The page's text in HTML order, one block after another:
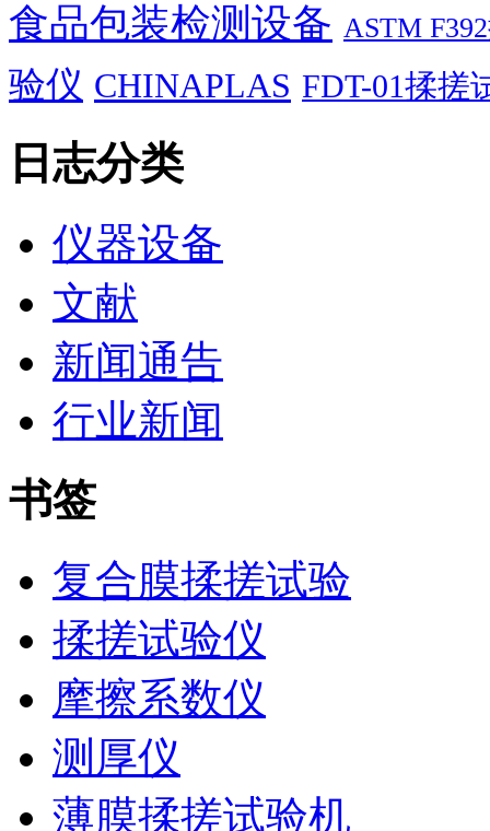
食品包装检测设备 ASTM
验仪 CHINAPLAS FDT-01揉搓
日志分类
仪器设备
文献
新闻通告
行业新闻
书签
复合膜揉搓试验
揉搓试验仪
摩擦系数仪
测厚仪
薄膜揉搓试验机